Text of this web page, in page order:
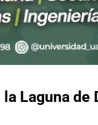
Laguna de